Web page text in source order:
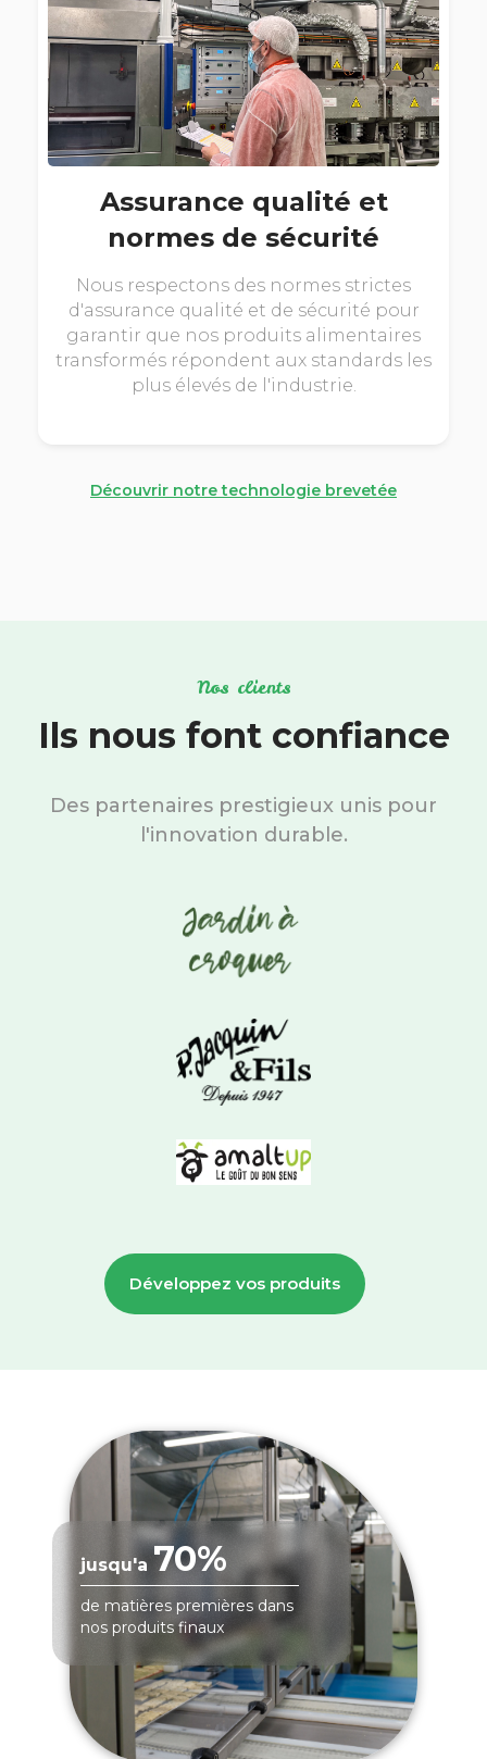
Assurance qualité et
normes de sécurité
Nous respectons des normes strictes
d'assurance qualité et de sécurité pour
garantir que nos produits alimentaires
transformés répondent aux standards les
plus élevés de l'industrie.
Découvrir notre technologie brevetée
Nos clients
Ils nous font confiance
Des partenaires prestigieux unis pour
l'innovation durable.
Développez vos produits
jusqu'a 70%
de matières premières dans
nos produits finaux